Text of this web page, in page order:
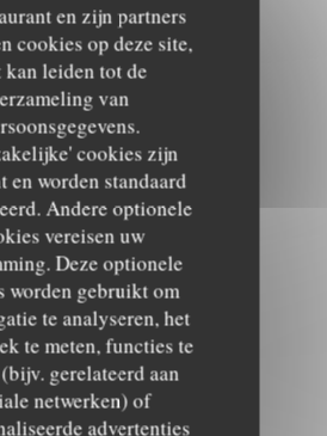
en zijn partners
cookies op deze site,
kan leiden tot de
van
cookies zijn
en worden standaard
Andere optionele
vereisen uw
Deze optionele
worden gebruikt om
te analyseren, het
te meten, functies te
gerelateerd aan
netwerken) of
advertenties